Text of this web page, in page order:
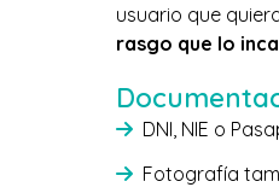
usuario que
rasgo que lo
DNI, NIE o
Fotografía